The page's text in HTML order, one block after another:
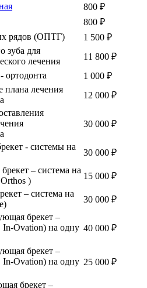
800 ₽
800 ₽
рядов (ОПТГ)
1 500 ₽
зуба для
лечения
11 800 ₽
ортодонта
1 000 ₽
плана лечения
12 000 ₽
30 000 ₽
- системы на
30 000 ₽
– система на
)
15 000 ₽
– система на
30 000 ₽
брекет –
In-Ovation) на одну 40 000 ₽
брекет –
In-Ovation) на одну 25 000 ₽
брекет –